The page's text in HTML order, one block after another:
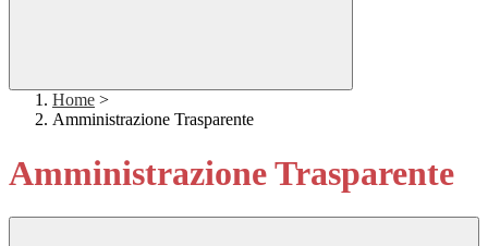
Home >
Amministrazione Trasparente
Amministrazione Trasparente